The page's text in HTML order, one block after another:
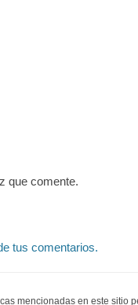
que comente.
tus comentarios.
mencionadas en este sitio